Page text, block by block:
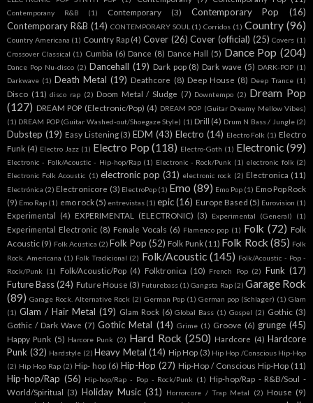
Contemporany R&B (1) Contemporary (3) Contemporary Pop
(16)
Contemporary R&B (14) CONTEMPORARY SOUL (1) Corridos (1) Country (96)
Country Americana (1) Country Rap (4) Cover (26) Cover (official) (25) Covers (1)
Crossover Classical (1) Cumbia (6) Dance (8) Dance Hall (5) Dance Pop (204)
Dance Pop Nu-disco (2) Dancehall (19) Dark pop (8) Dark wave (5) DARK-POP (1)
Darkwave (1) Death Metal (19) Deathcore (8) Deep House (8) Deep Trance (1)
Disco (11) disco rap (2) Doom Metal / Sludge (7) Downtempo (2) Dream Pop
(127) DREAM POP (Electronic/Pop) (4) DREAM POP (Guitar Dreamy Mellow Vibes)
(1) DREAM POP (Guitar Washed-out/Shoegaze Style) (1) Drill (4) Drum N Bass / Jungle (2)
Dubstep (19) Easy Listening (3) EDM (43) Electro (14) Electro Folk (1) Electro
Funk (4) Electro Jazz (1) Electro Pop (118) Electro-Goth (1) Electronic (99)
Electronic - Folk/Acoustic - Hip-hop/Rap (1) Electronic - Rock/Punk (1) electronic folk (2)
Electronic Folk Acoustic (1) electronic pop (31) electronic rock (2) Electronica (11)
Electrónica (2) Electronicore (3) ElectroPop (1) Emo (89) Emo Pop (1) Emo Pop Rock
(9) Emo Rap (1) emo rock (5) entrevistas (1) epic (16) Europe Based (5) Eurovision (1)
Experimental (4) EXPERIMENTAL (ELECTRONIC) (3) Experimental (General) (1)
Experimental Electronic (8) Female Vocals (6) Flamenco pop (1) Folk (72) Folk
Acoustic (9) Folk Acústica (2) Folk Pop (52) Folk Punk (11) Folk Rock (85) Folk
Rock. Americana (1) Folk Tradicional (2) Folk/Acoustic (145) Folk/Acoustic - Pop -
Rock/Punk (1) Folk/Acoustic/Pop (4) Folktronica (10) French Pop (2) Funk (17)
Future Bass (24) Future House (3) Futurebass (1) Gangsta Rap (2) Garage Rock
(89) Garage Rock. Alternative Rock (2) German Pop (1) German pop (Schlager) (1) Glam
(1) Glam / Hair Metal (19) Glam Rock (6) Global Bass (1) Gospel (2) Gothic (3)
Gothic / Dark Wave (7) Gothic Metal (14) Grime (1) Groove (6) grunge (45)
Happy Punk (5) Harcore Punk (2) Hard Rock (250) Hardcore (4) Hardcore
Punk (32) Hardstyle (2) Heavy Metal (14) Hip Hop (3) Hip Hop /Conscious Hip-Hop
(2) Hip Hop Rap (2) Hip- hop (6) Hip-Hop (27) Hip-Hop / Conscious Hip-Hop (11)
Hip-hop/Rap (56) Hip-hop/Rap - Pop - Rock/Punk (1) Hip-hop/Rap - R&B/Soul -
World/Spiritual (3) Holiday Music (31) Horrorcore / Trap Metal (2) House (9)